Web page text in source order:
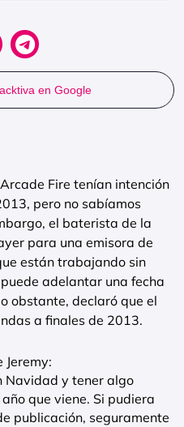
en Google
Fire tenían intención
pero no sabíamos
el baterista de la
para una emisora de
están trabajando sin
adelantar una fecha
obstante, declaró que el
a finales de 2013.
Jeremy:
Navidad y tener algo
que viene. Si pudiera
publicación, seguramente